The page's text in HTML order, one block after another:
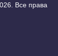
Все права